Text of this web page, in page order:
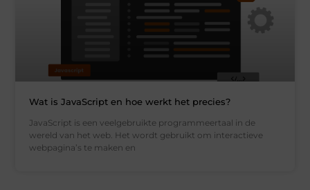
Wat is JavaScript en hoe werkt het precies?
JavaScript is een veelgebruikte programmeertaal in de
wereld van het web. Het wordt gebruikt om interactieve
webpagina’s te maken en